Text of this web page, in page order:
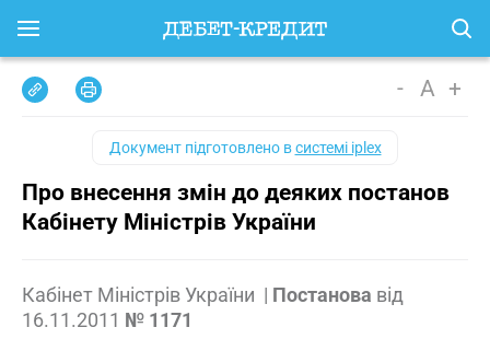
- A +
Документ підготовлено всистемі iplex
Про внесення змін до деяких постанов
Кабінету Міністрів України
Кабінет Міністрів України | Постанова від
16.11.2011 № 1171